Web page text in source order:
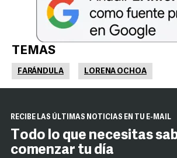
TEMAS
FARÁNDULA LORENA OCHOA
RECIBE LAS ÚLTIMAS NOTICIAS EN TU E-MAIL
Todo lo que necesitas
comenzar tu día